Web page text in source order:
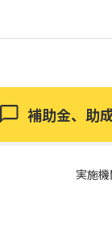
補助金、助
実施